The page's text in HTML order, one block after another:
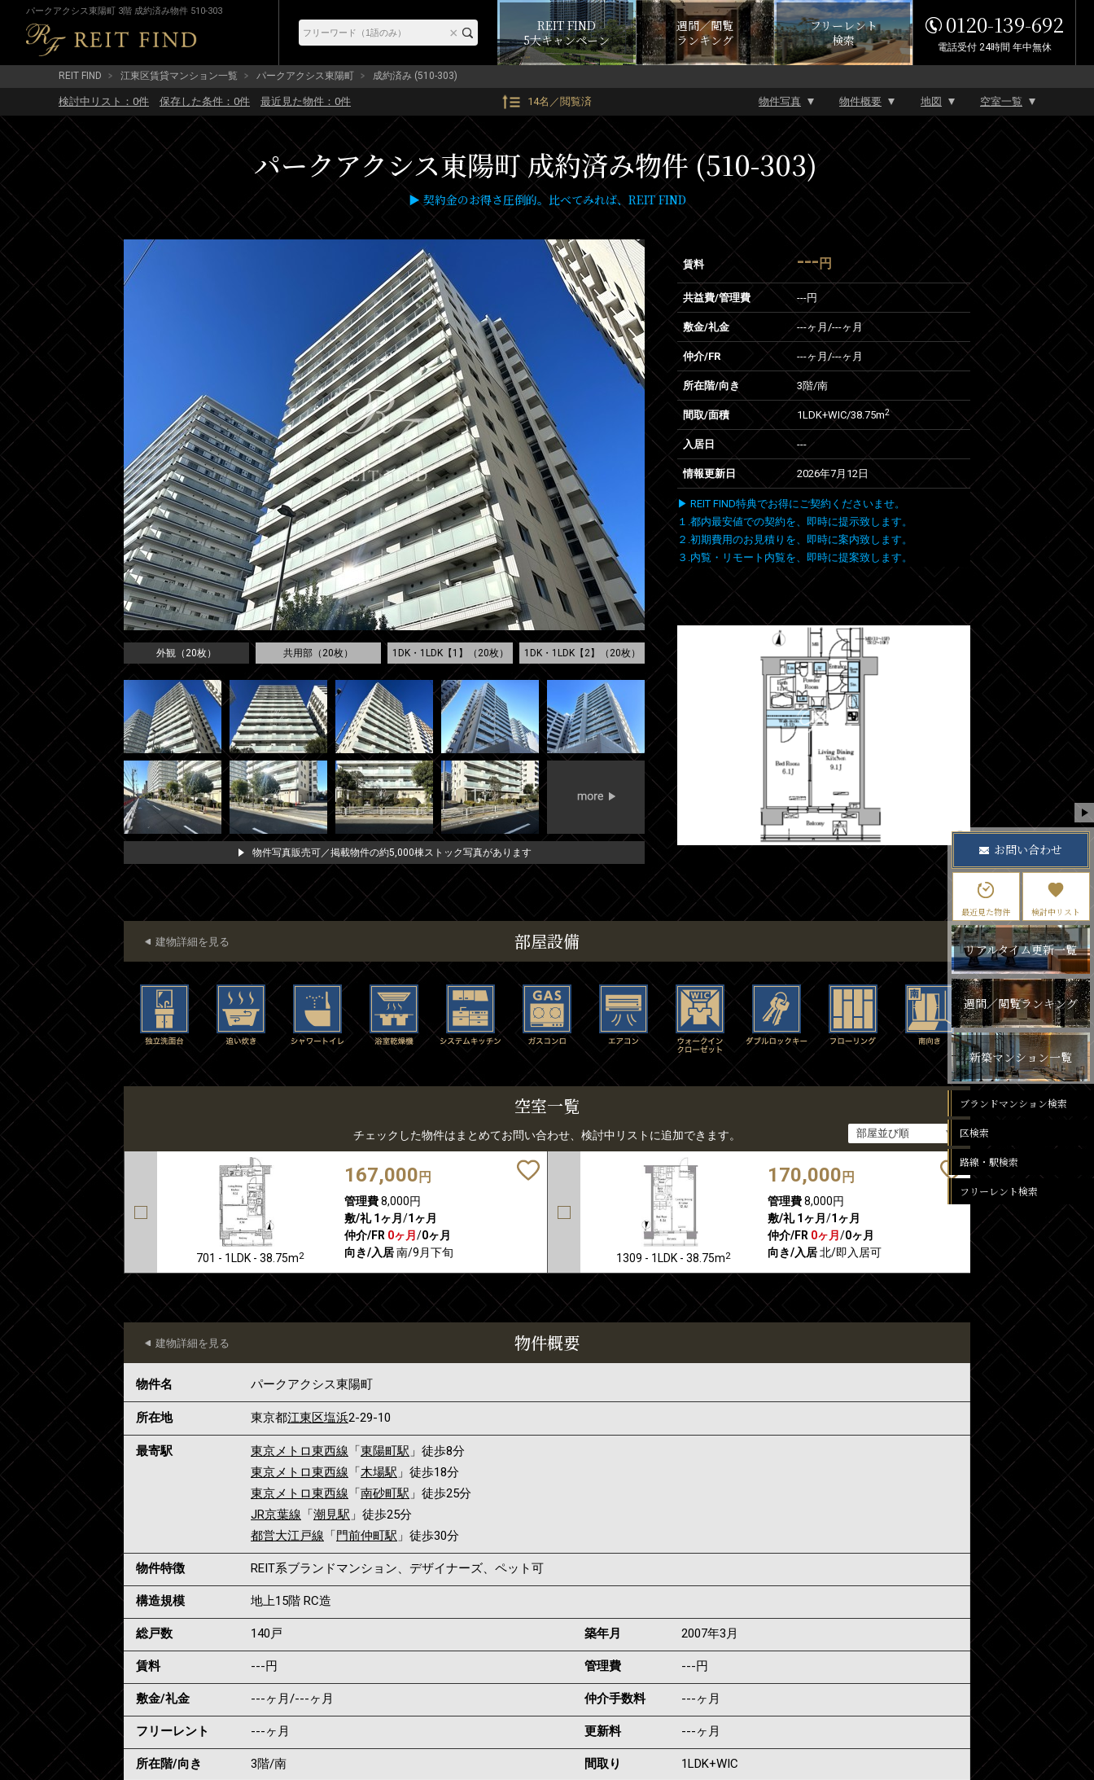
パークアクシス東陽町 3階 成約済み物件 510-303
REIT FIND
5大キャンペーン
週間／閲覧
ランキング
フリーレント
検索
0120-139-692
電話受付 24時間 年中無休
REIT FIND 江東区賃貸マンション一覧 パークアクシス東陽町 成約済み (510-303)
検討中リスト： 0件 保存した条件： 0件 最近見た物件： 0件 14名／閲覧済 物件写真 物件概要 地図 空室一覧
パークアクシス東陽町 成約済み物件 (510-303)
▶ 契約金のお得さ圧倒的。比べてみれば、REIT FIND
外観（20枚） 共用部（20枚） 1DK・1LDK【1】（20枚） 1DK・1LDK【2】（20枚）
物件写真販売可／掲載物件の約5,000棟ストック写真があります
賃料 --- 円
共益費/管理費 ---円
敷金/礼金 ---ヶ月 /---ヶ月
仲介/FR ---ヶ月 /---ヶ月
所在階/向き 3階/南
間取/面積 1LDK+WIC/38.75m2
入居日 ---
情報更新日 2026年7月12日
▶ REIT FIND特典でお得にご契約くださいませ。
１.都内最安値での契約を、即時に提示致します。
２.初期費用のお見積りを、即時に案内致します。
３.内覧・リモート内覧を、即時に提案致します。
部屋設備
建物詳細を見る
空室一覧
チェックした物件はまとめてお問い合わせ、検討中リストに追加できます。
701 - 1LDK - 38.75m2
167,000 円
管理費8,000円
敷/礼 1ヶ月 /1ヶ月
仲介/FR 0ヶ月 /0ヶ月
向き/入居南/9月下旬 1309 - 1LDK - 38.75m2
170,000 円
管理費8,000円
敷/礼 1ヶ月 /1ヶ月
仲介/FR 0ヶ月 /0ヶ月
向き/入居北/即入居可
物件概要
建物詳細を見る
物件名 パークアクシス東陽町
所在地 東京都江東区塩浜2-29-10
最寄駅 東京メトロ東西線 「東陽町駅 」徒歩8分
東京メトロ東西線 「木場駅 」徒歩18分
東京メトロ東西線 「南砂町駅 」徒歩25分
JR京葉線 「潮見駅 」徒歩25分
都営大江戸線 「門前仲町駅 」徒歩30分
物件特徴 REIT系ブランドマンション、デザイナーズ、ペット可
構造規模 地上15階 RC造
総戸数 140戸 築年月 2007年3月
賃料 ---円 管理費 ---円
敷金/礼金 ---ヶ月/---ヶ月 仲介手数料 ---ヶ月
フリーレント ---ヶ月 更新料 ---ヶ月
所在階/向き 3階/南 間取り 1LDK+WIC
お問い合わせ
最近見た物件 検討中リスト
リアルタイム更新一覧
週間／閲覧ランキング
新築マンション一覧
ブランドマンション検索
区検索
路線・駅検索
フリーレント検索